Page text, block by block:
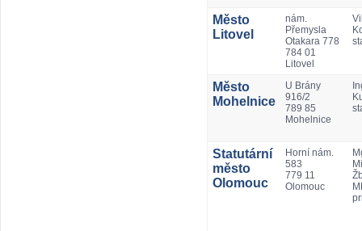
Město
Litovel
nám.
Přemysla
Otakara 778
784 01
Litovel
Město
Mohelnice
U Brány
916/2
789 85
Mohelnice
Statutární
město
Olomouc
Horní nám.
583
779 11
Olomouc